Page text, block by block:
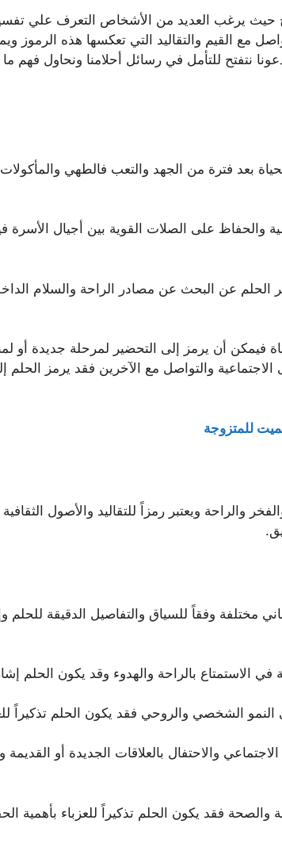
حيث يرغب العديد من الأشخاص التعرف علي
القيم والتقاليد التي تعكسها هذه الرموز
نتفتح للتأمل في رسائل أحلامنا ونحاول فهم
بعد فترة من الجهد والتعب فالطهي والمأكولات
والحفاظ على الصلات القوية بين أجيال الأسرة
الحلم عن البحث عن مصادر الراحة والسلام
فيمكن أن يرمز إلى التحضير لمرحلة جديدة أو
والتواصل مع الآخرين فقد يرمز الحلم
للمتزوجة
والراحة ويعتبر رمزاً للتقاليد والأصول
وفقاً للسياق والتفاصيل الدقيقة للحلم
في الاستمتاع بالراحة والهدوء وقد يكون الحلم
الشخصي والروحي فقد يكون الحلم تذكيراً
والاحتفال بالعلاقات الجديدة أو
والصحة فقد يكون الحلم تذكيراً للعزباء